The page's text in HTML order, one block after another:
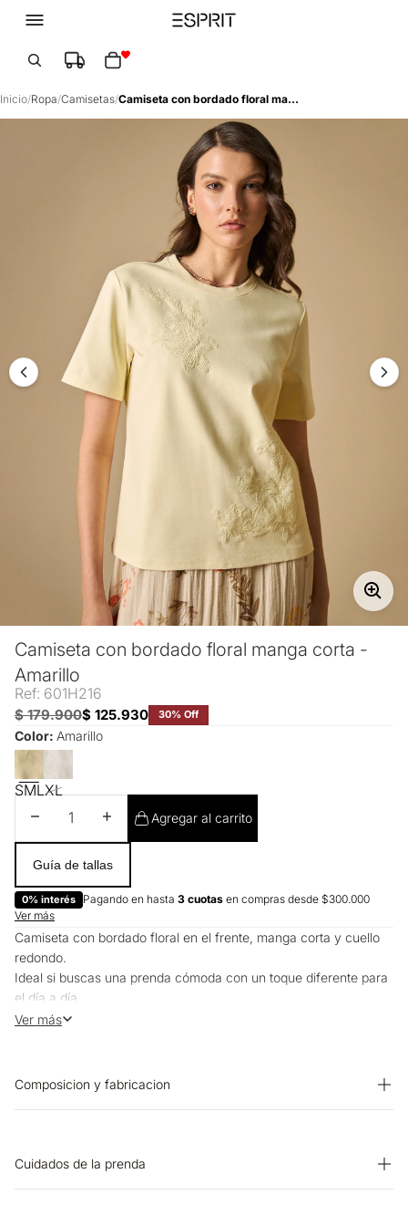
Inicio/Ropa/Camisetas/ Camiseta con bordado floral manga corta - Amarillo
Camiseta con bordado floral manga corta -
Amarillo
Ref: 601H216
$ 179.900$ 125.930 30% Off
Color: Amarillo
SML XL
Disminuir cantidadAumentar cantidad
Agregar al carrito
Guía de tallas
0% interés Pagando en hasta 3 cuotas en compras desde $300.000
Ver más
Camiseta con bordado floral en el frente, manga corta y cuello
redondo.
Ideal si buscas una prenda cómoda con un toque diferente para
el día a día.
Puedes usarla con jeans o faldas, por dentro para un look más
Ver más
Composicion y fabricacion
Cuidados de la prenda